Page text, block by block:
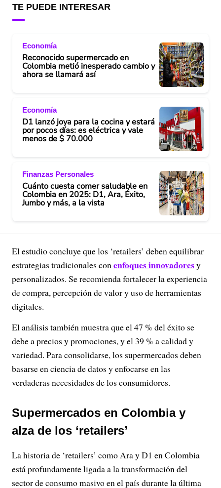
TE PUEDE INTERESAR
Economía
Reconocido supermercado en
Colombia metió inesperado cambio y
ahora se llamará así
Economía
D1 lanzó joya para la cocina y estará
por pocos días: es eléctrica y vale
menos de $ 70.000
Finanzas Personales
Cuánto cuesta comer saludable en
Colombia en 2025: D1, Ara, Éxito,
Jumbo y más, a la vista
El estudio concluye que los ‘retailers’ deben equilibrar
estrategias tradicionales conenfoques innovadoresy
personalizados. Se recomienda fortalecer la experiencia
de compra, percepción de valor y uso de herramientas
digitales.
El análisis también muestra que el 47 % del éxito se
debe a precios y promociones, y el 39 % a calidad y
variedad. Para consolidarse, los supermercados deben
basarse en ciencia de datos y enfocarse en las
verdaderas necesidades de los consumidores.
Supermercados en Colombia y
alza de los ‘retailers’
La historia de ‘retailers’ como Ara y D1 en Colombia
está profundamente ligada a la transformación del
sector de consumo masivo en el país durante la última